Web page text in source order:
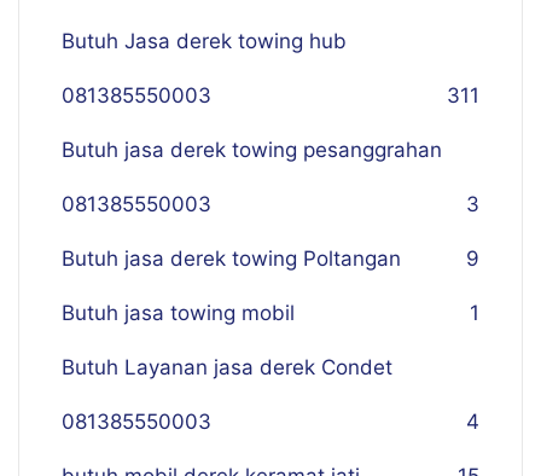
Butuh Jasa derek towing hub
081385550003 311
Butuh jasa derek towing pesanggrahan
081385550003 3
Butuh jasa derek towing Poltangan 9
Butuh jasa towing mobil 1
Butuh Layanan jasa derek Condet
081385550003 4